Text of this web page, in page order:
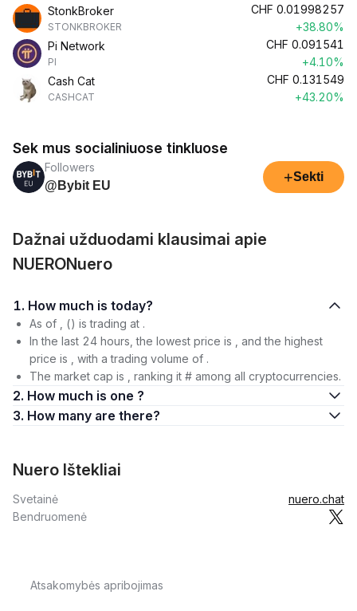
StonkBroker
STONKBROKER
CHF 0.01998257
+38.80%
Pi Network
PI
CHF 0.091541
+4.10%
Cash Cat
CASHCAT
CHF 0.131549
+43.20%
Sek mus socialiniuose tinkluose
Followers
@Bybit EU
+Sekti
Dažnai užduodami klausimai apie
NUERONuero
1. How much is today?
As of , () is trading at .
In the last 24 hours, the lowest price is , and the highest
price is , with a trading volume of .
The market cap is , ranking it # among all cryptocurrencies.
2. How much is one ?
3. How many are there?
Nuero Ištekliai
Svetainė
nuero.chat
Bendruomenė
Atsakomybės apribojimas